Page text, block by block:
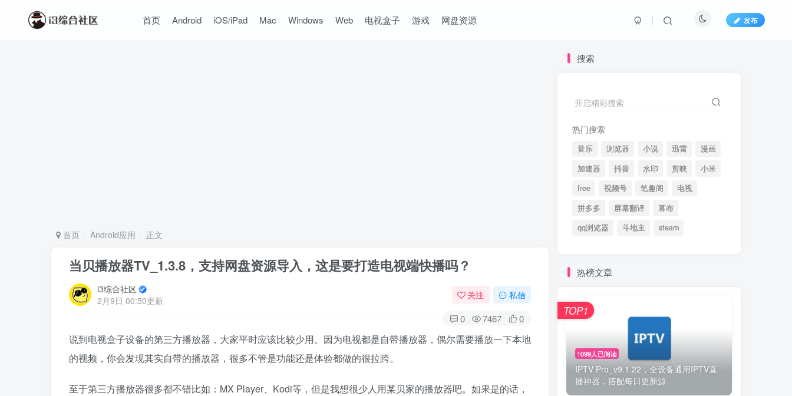
首页 Android iOS/iPad Mac Windows Web 电视盒子 游戏 网盘资源 发布
首页 Android应用 正文
当贝播放器TV_1.3.8，支持网盘资源导入，这是要打造电视端快播吗？
i3综合社区
2月9日 00:50更新
关注 私信
0 7467 0
说到电视盒子设备的第三方播放器，大家平时应该比较少用。因为电视都是自带播放器，偶尔需要播放一下本地
的视频，你会发现其实自带的播放器，很多不管是功能还是体验都做的很拉跨。
至于第三方播放器很多都不错比如：MX Player、Kodi等，但是我想很少人用某贝家的播放器吧。如果是的话，
搜索
开启精彩搜索
热门搜索
音乐 浏览器 小说 迅雷
漫画
加速器
抖音 水印 剪映
小米
free
视频号 笔趣阁
电视
拼多多
屏幕翻译
幕布
qq浏览器
斗地主 steam
热榜文章
1099人已阅读
IPTV Pro_v9.1.22，全设备通用IPTV直
播神器，搭配每日更新源
TOP1